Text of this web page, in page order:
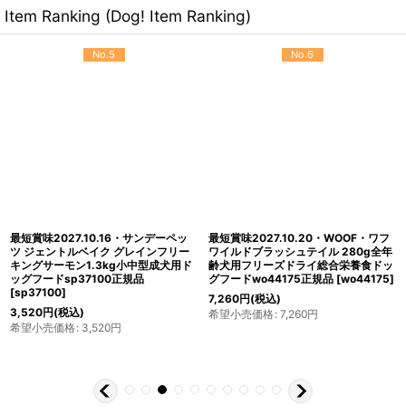
Item Ranking (Dog! Item Ranking)
No.5
最短賞味2027.10.16・サンデーペッ
ツ ジェントルベイク グレインフリー
キングサーモン1.3kg小中型成犬用ド
ッグフードsp37100正規品
[sp37100]
3,520円(税込)
希望小売価格: 3,520円
No.6
最短賞味2027.10.20・WOOF・ワフ
ワイルドブラッシュテイル 280g全年
齢犬用フリーズドライ総合栄養食ドッ
グフードwo44175正規品 [wo44175]
7,260円(税込)
希望小売価格: 7,260円